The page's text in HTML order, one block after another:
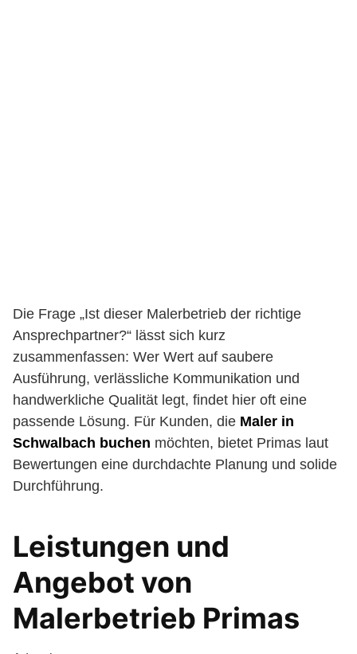
Die Frage „Ist dieser Malerbetrieb der richtige
Ansprechpartner?“ lässt sich kurz
zusammenfassen: Wer Wert auf saubere
Ausführung, verlässliche Kommunikation und
handwerkliche Qualität legt, findet hier oft eine
passende Lösung. Für Kunden, die Maler in
Schwalbach buchen möchten, bietet Primas laut
Bewertungen eine durchdachte Planung und solide
Durchführung.
Leistungen und
Angebot von
Malerbetrieb Primas